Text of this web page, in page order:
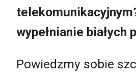
wypełnianie białych
Powiedzmy sobie